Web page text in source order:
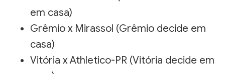
em casa)
Grêmio x Mirassol (Grêmio decide em
casa)
Vitória x Athletico-PR (Vitória decide em